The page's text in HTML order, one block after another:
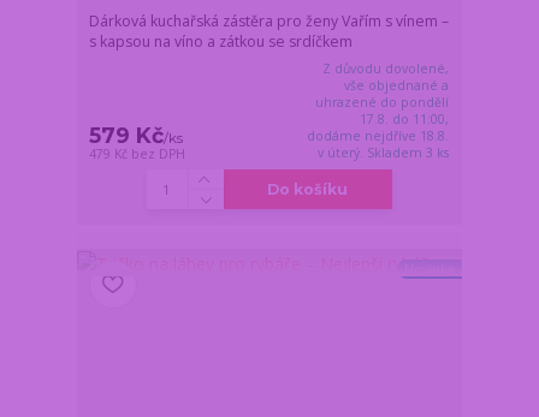
Dárková kuchařská zástěra pro ženy Vařím s vínem –
s kapsou na víno a zátkou se srdíčkem
579 Kč/ks
479 Kč bez DPH
Z důvodu dovolené,
vše objednané a
uhrazené do pondělí
17.8. do 11:00,
dodáme nejdříve 18.8.
v úterý. Skladem 3 ks
Do košíku